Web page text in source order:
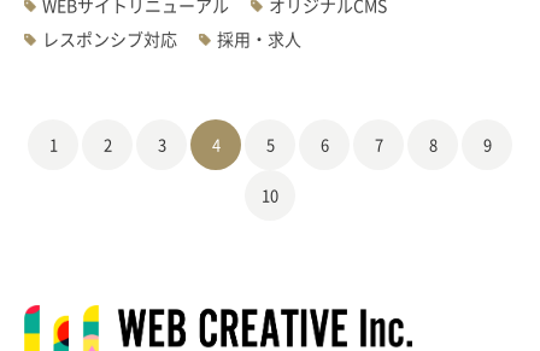
WEBサイトリニューアル
オリジナルCMS
レスポンシブ対応
採用・求人
1 2 3 4 5 6 7 8 9
10